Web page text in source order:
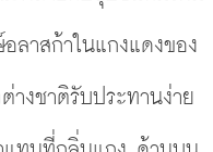
าสก้าในแกงแดงของ
างชาติรับประทานง่าย